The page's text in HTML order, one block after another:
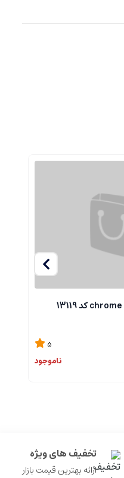
5
ناموجود
تخفیف های ویژه
ارائه بهترین قیمت بازار